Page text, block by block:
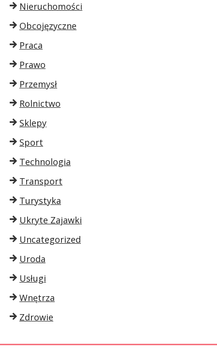
Nieruchomości
Obcojęzyczne
Praca
Prawo
Przemysł
Rolnictwo
Sklepy
Sport
Technologia
Transport
Turystyka
Ukryte Zajawki
Uncategorized
Uroda
Usługi
Wnętrza
Zdrowie